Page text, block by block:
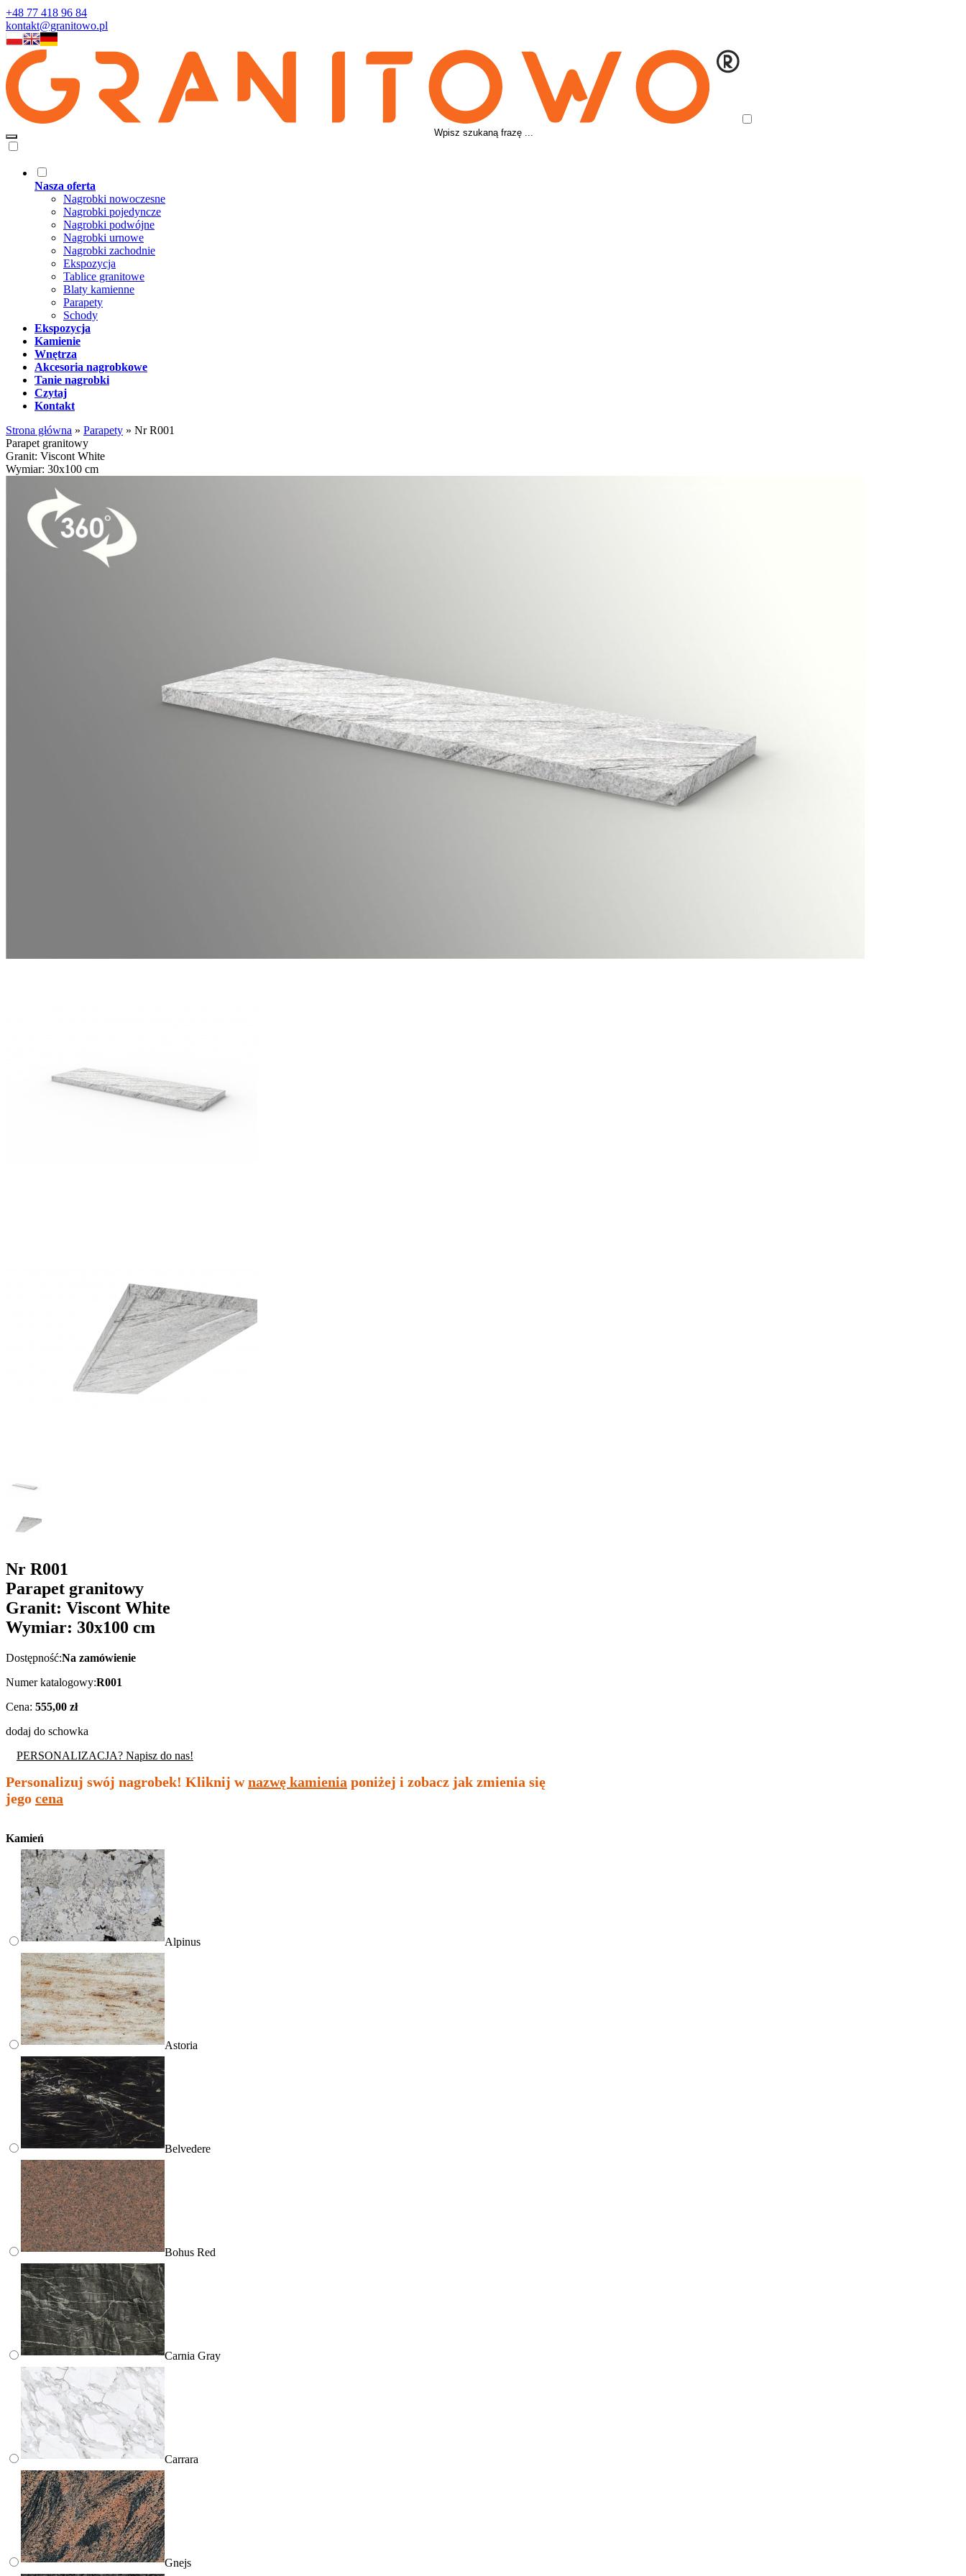
+48 77 418 96 84
kontakt@granitowo.pl
Nasza oferta
Nagrobki nowoczesne
Nagrobki pojedyncze
Nagrobki podwójne
Nagrobki urnowe
Nagrobki zachodnie
Ekspozycja
Tablice granitowe
Blaty kamienne
Parapety
Schody
Ekspozycja
Kamienie
Wnętrza
Akcesoria nagrobkowe
Tanie nagrobki
Czytaj
Kontakt
Strona główna » Parapety » Nr R001
Parapet granitowy
Granit: Viscont White
Wymiar: 30x100 cm
Nr R001
Parapet granitowy
Granit: Viscont White
Wymiar: 30x100 cm
Dostępność:Na zamówienie
Numer katalogowy:R001
Cena: 555,00 zł
dodaj do schowka
PERSONALIZACJA? Napisz do nas!
Personalizuj swój nagrobek! Kliknij wnazwę kamienia poniżej i zobacz jak zmienia się
jego cena
Kamień
Alpinus
Astoria
Belvedere
Bohus Red
Carnia Gray
Carrara
Gnejs